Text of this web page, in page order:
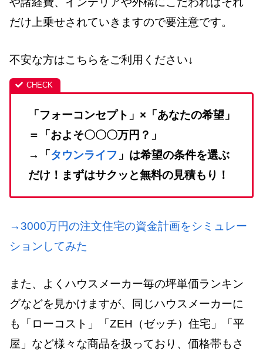
だけ上乗せされていきますので要注意です。
不安な方はこちらをご利用ください↓
「フォーコンセプト」×「あなたの希望」
＝「およそ〇〇〇万円？」
→「 タウンライフ 」は希望の条件を選ぶ
だけ！まずはサクッと無料の見積もり！
→3000万円の注文住宅の資金計画をシミュレー
ションしてみた
また、よくハウスメーカー毎の坪単価ランキン
グなどを見かけますが、同じハウスメーカーに
も「ローコスト」「ZEH（ゼッチ）住宅」「平
屋」など様々な商品を扱っており、価格帯もさ